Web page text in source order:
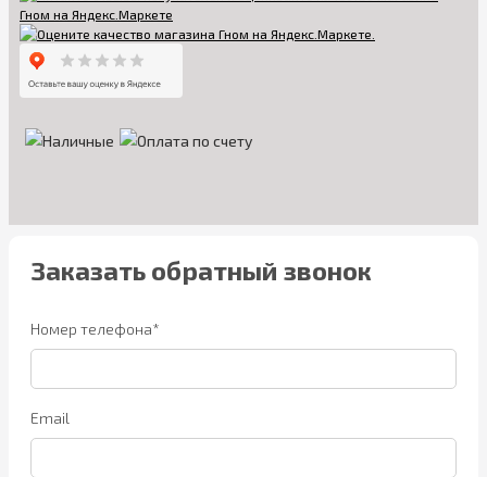
Заказать обратный звонок
Номер телефона*
Email